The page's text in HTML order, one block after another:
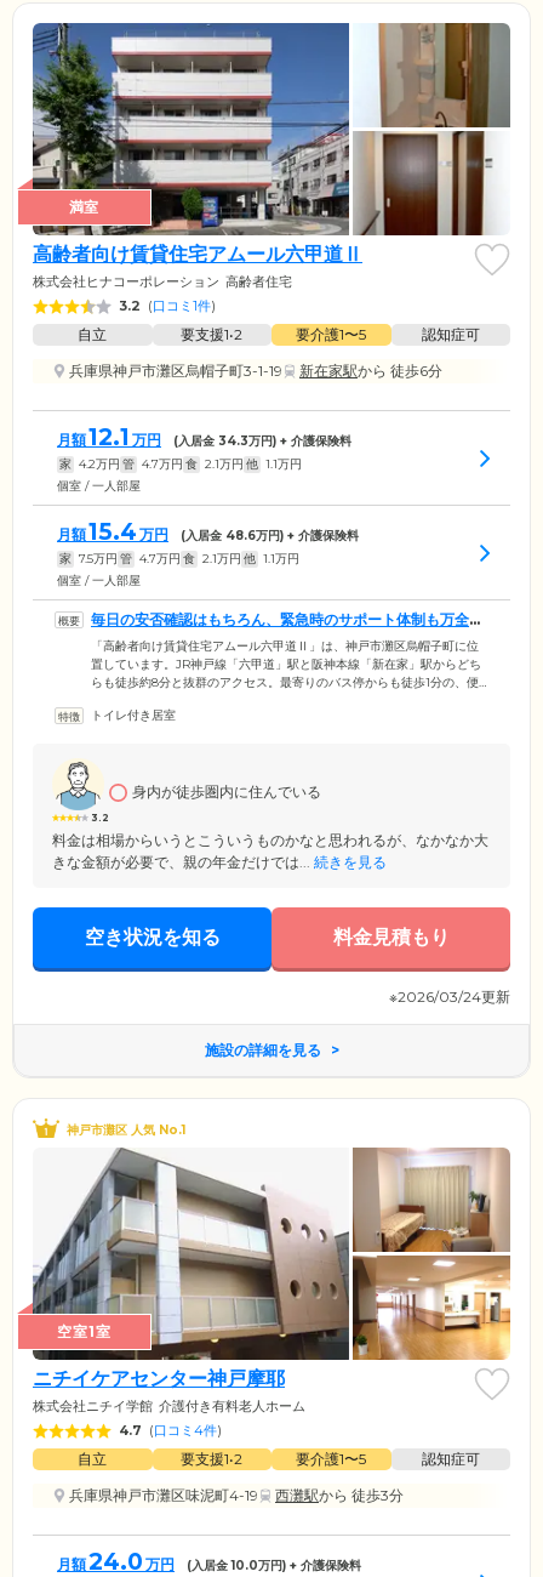
満室
高齢者向け賃貸住宅アムール六甲道Ⅱ
株式会社ヒナコーポレーション 高齢者住宅
3.2 (口コミ1件)
自立 要支援1•2 要介護1〜5
認知症可
兵庫県神戸市灘区烏帽子町3-1-19
新在家駅から 徒歩6分
月額12.1 万円 (入居金 34.3万円) + 介護保険料
家 4.2万円 管 4.7万円 食 2.1万円 他 1.1万円
個室 / 一人部屋
月額15.4 万円 (入居金 48.6万円) + 介護保険料
家 7.5万円 管 4.7万円 食 2.1万円 他 1.1万円
個室 / 一人部屋
毎日の安否確認はもちろん、緊急時のサポート体制も万全で
す
「高齢者向け賃貸住宅アムール六甲道Ⅱ」は、神戸市灘区烏帽子町に位
置しています。JR神戸線「六甲道」駅と阪神本線「新在家」駅からどち
らも徒歩約8分と抜群のアクセス。最寄りのバス停からも徒歩1分の、便
駐。急な体調不良やお困りごとの際には、昼夜を問わずいつでも迅速に
ています。
トイレ付き居室
3.2
身内が徒歩圏内に住んでいる
料金は相場からいうとこういうものかなと思われるが、なかなか大
きな金額が必要で、親の年金だけでは... 続きを見る
空き状況を知る 料金見積もり
※2026/03/24更新
施設の詳細を見る
神戸市灘区 人気 No.1
空室1室
ニチイケアセンター神戸摩耶
株式会社ニチイ学館 介護付き有料老人ホーム
4.7 (口コミ4件)
自立 要支援1•2 要介護1〜5
認知症可
兵庫県神戸市灘区味泥町4-19
西灘駅から 徒歩3分
月額24.0 万円 (入居金10.0万円) + 介護保険料